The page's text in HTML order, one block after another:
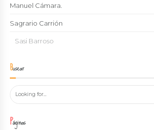
Manuel Cámara.
Sagrario Carrión
Sasi Barroso
Buscar
Páginas